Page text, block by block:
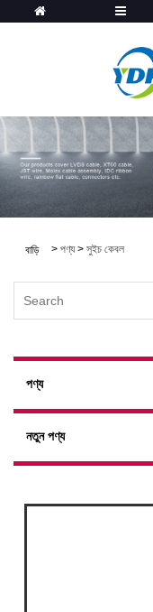
বাড়ি > পণ্য> সুইচ কেবল
পণ্য
নতুন পণ্য